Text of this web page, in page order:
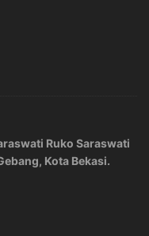
Ruko Saraswati
Kota Bekasi.